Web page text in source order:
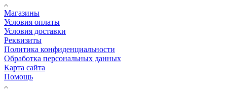
Магазины
Условия оплаты
Условия доставки
Реквизиты
Политика конфиденциальности
Обработка персональных данных
Карта сайта
Помощь